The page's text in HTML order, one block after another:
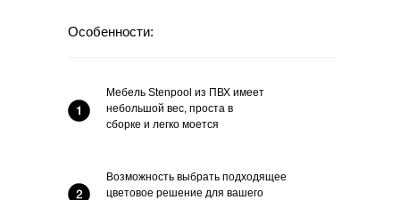
Особенности:
Мебель Stenpool из ПВХ имеет
небольшой вес, проста в
сборке и легко моется
Возможность выбрать подходящее
цветовое решение для вашего